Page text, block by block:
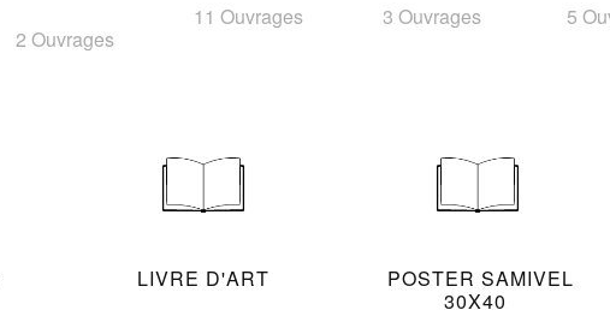
2 Ouvrages
11 Ouvrages
3 Ouvrages
5
LIVRE D'ART
POSTER SAMIVEL
30X40